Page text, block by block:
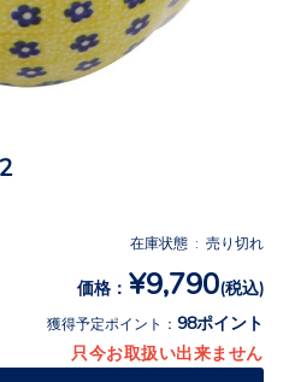
在庫状態 : 売り切れ
価格： ¥9,790(税込)
獲得予定ポイント： 98ポイント
只今お取扱い出来ません